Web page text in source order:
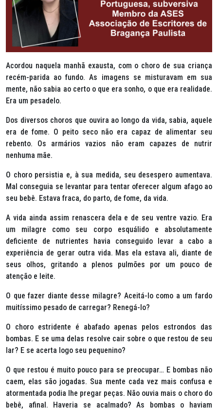
Acordou naquela manhã exausta, com o choro de sua criança
recém-parida ao fundo. As imagens se misturavam em sua
mente, não sabia ao certo o que era sonho, o que era realidade.
Era um pesadelo.
Dos diversos choros que ouvira ao longo da vida, sabia, aquele
era de fome. O peito seco não era capaz de alimentar seu
rebento. Os armários vazios não eram capazes de nutrir
nenhuma mãe.
O choro persistia e, à sua medida, seu desespero aumentava.
Mal conseguia se levantar para tentar oferecer algum afago ao
seu bebê. Estava fraca, do parto, de fome, da vida.
A vida ainda assim renascera dela e de seu ventre vazio. Era
um milagre como seu corpo esquálido e absolutamente
deficiente de nutrientes havia conseguido levar a cabo a
experiência de gerar outra vida. Mas ela estava ali, diante de
seus olhos, gritando a plenos pulmões por um pouco de
atenção e leite.
O que fazer diante desse milagre? Aceitá-lo como a um fardo
muitíssimo pesado de carregar? Renegá-lo?
O choro estridente é abafado apenas pelos estrondos das
bombas. E se uma delas resolve cair sobre o que restou de seu
lar? E se acerta logo seu pequenino?
O que restou é muito pouco para se preocupar… E bombas não
caem, elas são jogadas. Sua mente cada vez mais confusa e
atormentada podia lhe pregar peças. Não ouvia mais o choro do
bebê, afinal. Haveria se acalmado? As bombas o haviam